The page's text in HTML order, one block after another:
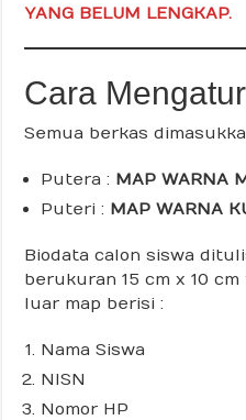
YANG BELUM LENGKAP.
Cara
Semua berkas
Putera : MAP WARNA
Puteri : MAP WARNA
Biodata calon siswa
berukuran 15 cm x 10
luar map berisi :
Nama Siswa
NISN
Nomor HP